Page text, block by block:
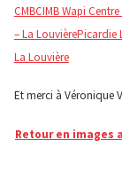
CMBCIMB Wapi
– La LouvièrePicardie
La Louvière
Et merci à Véronique
Retour en images